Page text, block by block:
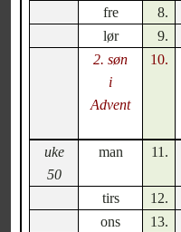
fre
8.
lør
9.
2. søn
i
Advent
10.
uke
50
man 11.
tirs
12.
ons
13.